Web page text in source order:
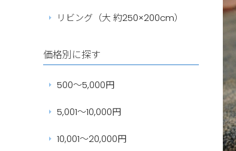
リビング（大 約250×200cm）
価格別に探す
500～5,000円
5,001～10,000円
10,001～20,000円